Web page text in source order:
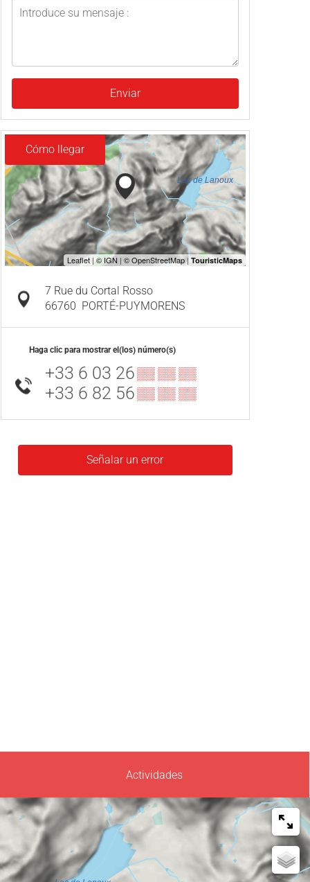
Enviar
Cómo llegar
7 Rue du Cortal Rosso
66760 PORTÉ-PUYMORENS
Haga clic para mostrar el(los) número(s)
+33 6 03 26▒▒ ▒▒ ▒▒
+33 6 82 56▒▒ ▒▒ ▒▒
Señalar un error
Actividades